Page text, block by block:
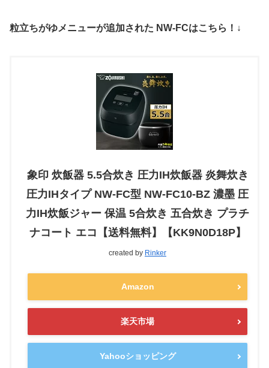
粒立ちがゆメニューが追加された NW-FCはこちら！↓
象印 炊飯器 5.5合炊き 圧力IH炊飯器 炎舞炊き
圧力IHタイプ NW-FC型 NW-FC10-BZ 濃墨 圧
力IH炊飯ジャー 保温 5合炊き 五合炊き プラチ
ナコート エコ【送料無料】【KK9N0D18P】
created by Rinker
Amazon
楽天市場
Yahooショッピング